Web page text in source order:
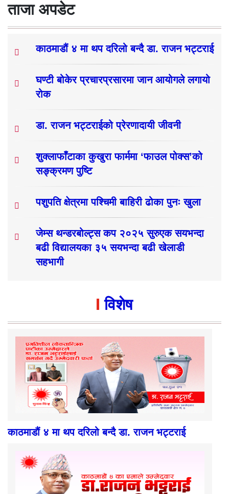
ताजा अपडेट
काठमाडौं ४ मा थप दरिलो बन्दै डा. राजन भट्टराई
घण्टी बोकेर प्रचारप्रसारमा जान आयोगले लगायो
रोक
डा. राजन भट्टराईको प्रेरणादायी जीवनी
शुक्लाफाँटाका कुखुरा फार्ममा ‘फाउल पोक्स’को
सङ्क्रमण पुष्टि
पशुपति क्षेत्रमा पश्चिमी बाहिरी ढोका पुनः खुला
जेम्स थन्डरबोल्ट्स कप २०२५ सुरुएक सयभन्दा
बढी विद्यालयका ३५ सयभन्दा बढी खेलाडी
सहभागी
विशेष
काठमाडौं ४ मा थप दरिलो बन्दै डा. राजन भट्टराई